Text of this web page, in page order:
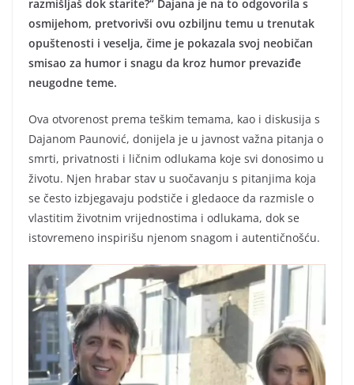
razmišljaš dok starite?“ Dajana je na to odgovorila s
osmijehom, pretvorivši ovu ozbiljnu temu u trenutak
opuštenosti i veselja, čime je pokazala svoj neobičan
smisao za humor i snagu da kroz humor prevaziđe
neugodne teme.
Ova otvorenost prema teškim temama, kao i diskusija s
Dajanom Paunović, donijela je u javnost važna pitanja o
smrti, privatnosti i ličnim odlukama koje svi donosimo u
životu. Njen hrabar stav u suočavanju s pitanjima koja
se često izbjegavaju podstiče i gledaoce da razmisle o
vlastitim životnim vrijednostima i odlukama, dok se
istovremeno inspirišu njenom snagom i autentičnošću.